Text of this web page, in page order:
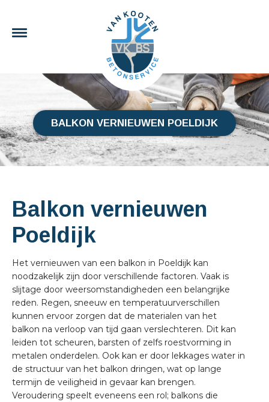
BALKON VERNIEUWEN POELDIJK
Balkon vernieuwen
Poeldijk
Het vernieuwen van een balkon in Poeldijk kan
noodzakelijk zijn door verschillende factoren. Vaak is
slijtage door weersomstandigheden een belangrijke
reden. Regen, sneeuw en temperatuurverschillen
kunnen ervoor zorgen dat de materialen van het
balkon na verloop van tijd gaan verslechteren. Dit kan
leiden tot scheuren, barsten of zelfs roestvorming in
metalen onderdelen. Ook kan er door lekkages water in
de structuur van het balkon dringen, wat op lange
termijn de veiligheid in gevaar kan brengen.
Veroudering speelt eveneens een rol; balkons die